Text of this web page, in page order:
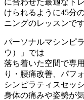
けられるように45分
ニングのレッスンです
パーソナルマシンピ
ウ）」では
落ち着いた空間で専
り・腰痛改善、パフ
シンピラティスセッ
身体の痛みや姿勢が